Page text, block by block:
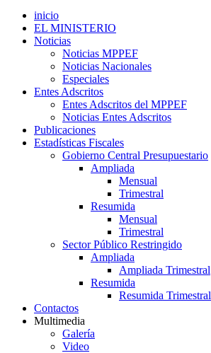
inicio
EL MINISTERIO
Noticias
Noticias MPPEF
Noticias Nacionales
Especiales
Entes Adscritos
Entes Adscritos del MPPEF
Noticias Entes Adscritos
Publicaciones
Estadísticas Fiscales
Gobierno Central Presupuestario
Ampliada
Mensual
Trimestral
Resumida
Mensual
Trimestral
Sector Público Restringido
Ampliada
Ampliada Trimestral
Resumida
Resumida Trimestral
Contactos
Multimedia
Galería
Video